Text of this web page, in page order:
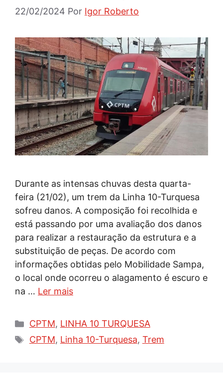
22/02/2024 Por Igor Roberto
Durante as intensas chuvas desta quarta-
feira (21/02), um trem da Linha 10-Turquesa
sofreu danos. A composição foi recolhida e
está passando por uma avaliação dos danos
para realizar a restauração da estrutura e a
substituição de peças. De acordo com
informações obtidas pelo Mobilidade Sampa,
o local onde ocorreu o alagamento é escuro e
na … Ler mais
Categorias
CPTM, LINHA 10 TURQUESA
Tags
CPTM, Linha 10-Turquesa, Trem